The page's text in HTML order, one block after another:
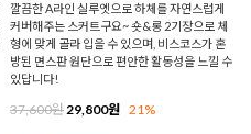
깔끔한 A라인 실루엣으로 하체를 자연스럽게
커버해주는 스커트구요~ 숏&롱 2기장으로 체
형에 맞게 골라 입을 수 있으며, 비스코스가 혼
방된 면스판 원단으로 편안한 활동성을 느낄 수
있답니다!
37,600원29,800원 21%